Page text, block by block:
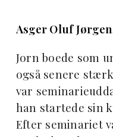
Asger Oluf
Jorn boede som
også senere
var
han startede sin
Efter seminariet